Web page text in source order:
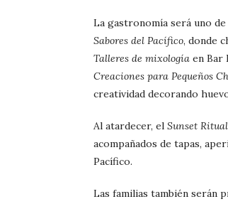
La gastronomía será uno
Sabores del Pacífico, donde
Talleres de mixología en Bar
Creaciones para Pequeños
creatividad decorando
Al atardecer, el Sunset Ritual
acompañados de tapas,
Pacífico.
Las familias también serán